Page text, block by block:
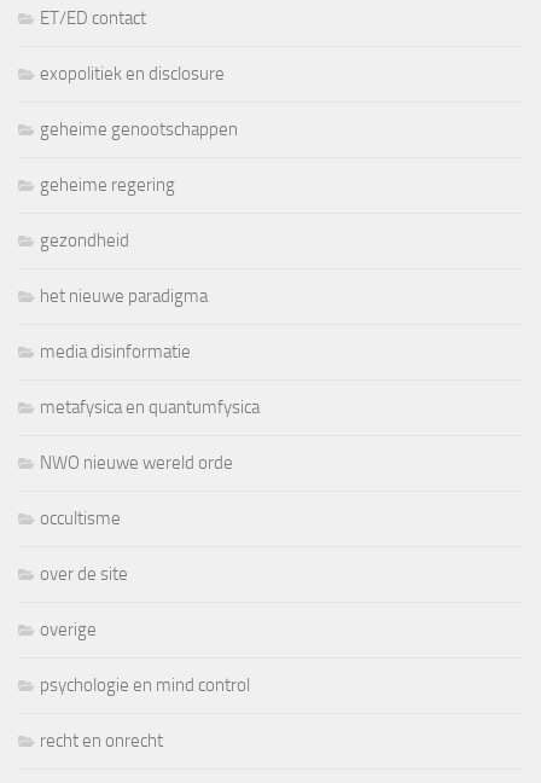
ET/ED contact
exopolitiek en disclosure
geheime genootschappen
geheime regering
gezondheid
het nieuwe paradigma
media disinformatie
metafysica en quantumfysica
NWO nieuwe wereld orde
occultisme
over de site
overige
psychologie en mind control
recht en onrecht